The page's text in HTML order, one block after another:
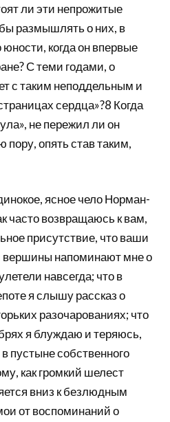
ли эти непрожитые
размышлять о них, в
когда он впервые
С теми годами, о
с таким неподдельным и
сердца»?8 Когда
не пережил ли он
опять став таким,
ясное чело Норман-
часто возвращаюсь к вам,
присутствие, что ваши
вершины напоминают мне о
навсегда; что в
я слышу рассказ о
разочарованиях; что
я блуждаю и теряюсь,
пустыне собственного
как громкий шелест
вниз к безлюдным
от воспоминаний о